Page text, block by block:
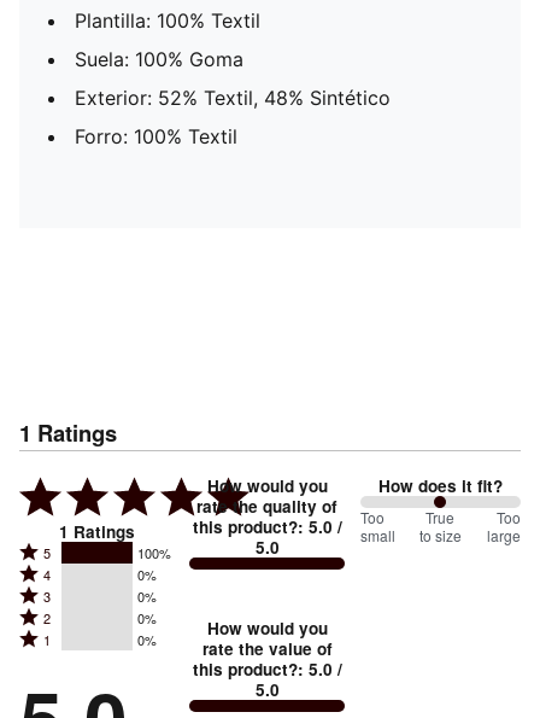
Plantilla: 100% Textil
Suela: 100% Goma
Exterior: 52% Textil, 48% Sintético
Forro: 100% Textil
1 Ratings
1 Ratings
Rated
5
stars
by
of
5 100%
Rated
4
stars
by
of
4 0%
Rated
3
stars
0%
3 0%
Rated
2
by
2 0%
Rated
stars
1 0%
How would you
rate the quality of
this product?: 5.0 /
5.0
How would you
rate the value of
this product?: 5.0 /
5.0
How does it fit?
100
between
Too
small
True
to size
Too
large